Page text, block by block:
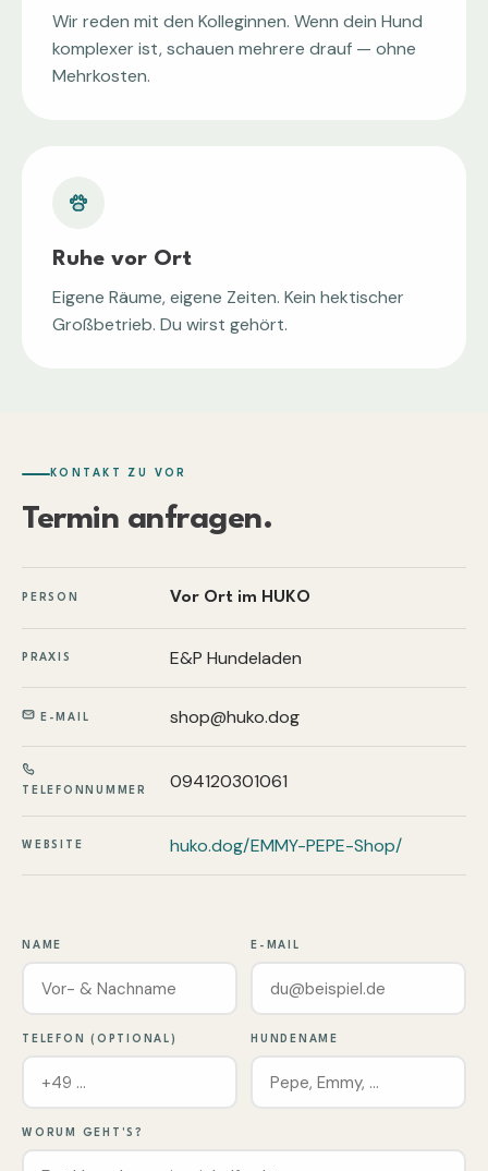
Wir reden mit den Kolleginnen. Wenn dein Hund
komplexer ist, schauen mehrere drauf — ohne
Mehrkosten.
Ruhe vor Ort
Eigene Räume, eigene Zeiten. Kein hektischer
Großbetrieb. Du wirst gehört.
KONTAKT ZU VOR
Termin anfragen.
PERSON Vor Ort im HUKO
PRAXIS E&P Hundeladen
E-MAIL shop@huko.dog
TELEFONNUMMER 094120301061
WEBSITE huko.dog/EMMY-PEPE-Shop/
NAME E-MAIL
TELEFON (OPTIONAL) HUNDENAME
WORUM GEHT'S?